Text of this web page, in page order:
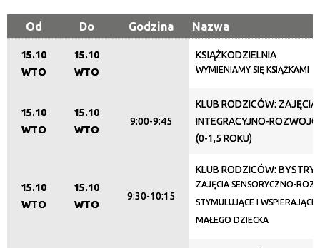
Promowane
Od Do Godzina Nazwa
15.10
WTO
15.10
WTO
KSIĄŻKODZIELNIA
WYMIENIAMY SIĘ KSIĄŻKAMI
15.10
WTO
15.10
WTO
9:00-9:45
KLUB RODZICÓW: ZAJĘCIA
INTEGRACYJNO-
(0-1,5 ROKU)
15.10
WTO
15.10
WTO
9:30-10:15
KLUB RODZICÓW: BYSTRY
ZAJĘCIA SENSORYCZNO-
STYMULUJĄCE I
MAŁEGO DZIECKA